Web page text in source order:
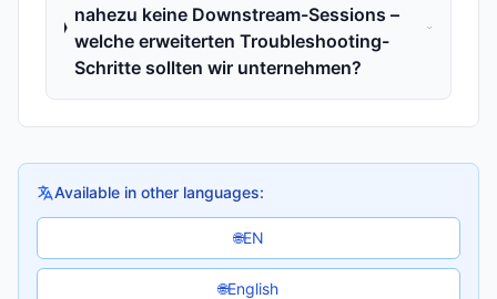
nahezu keine Downstream-Sessions –
welche erweiterten Troubleshooting-
Schritte sollten wir unternehmen?
Available in other languages:
🌐EN
🌐English